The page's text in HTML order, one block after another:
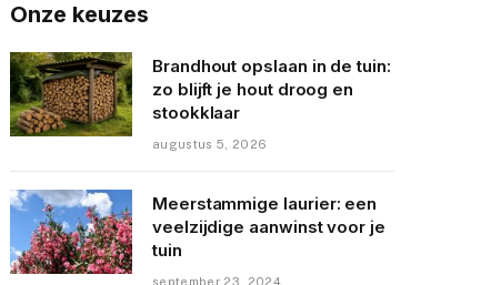
Onze keuzes
Brandhout opslaan in de tuin:
zo blijft je hout droog en
stookklaar
augustus 5, 2026
Meerstammige laurier: een
veelzijdige aanwinst voor je
tuin
september 23, 2024